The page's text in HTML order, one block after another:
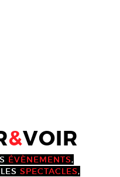
&VOIR
ÉVÈNEMENTS,
SPECTACLES,